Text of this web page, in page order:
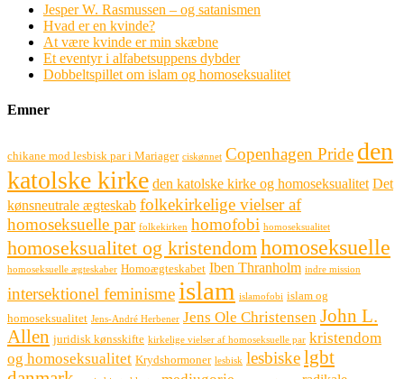
Jesper W. Rasmussen – og satanismen
Hvad er en kvinde?
At være kvinde er min skæbne
Et eventyr i alfabetsuppens dybder
Dobbeltspillet om islam og homoseksualitet
Emner
chikane mod lesbisk par i Mariager ciskønnet Copenhagen Pride den
katolske kirke den katolske kirke og homoseksualitet Det
kønsneutrale ægteskab folkekirkelige vielser af
homoseksuelle par folkekirken homofobi homoseksualitet
homoseksualitet og kristendomhomoseksuelle
homoseksuelle ægteskaber Homoægteskabet Iben Thranholm indre mission
intersektionel feminisme islam islamofobi islam og
homoseksualitet Jens-André Herbener Jens Ole Christensen John L.
Allen juridisk kønsskifte kirkelige vielser af homoseksuelle par kristendom
og homoseksualitet Krydshormoner lesbisk lesbiskelgbt